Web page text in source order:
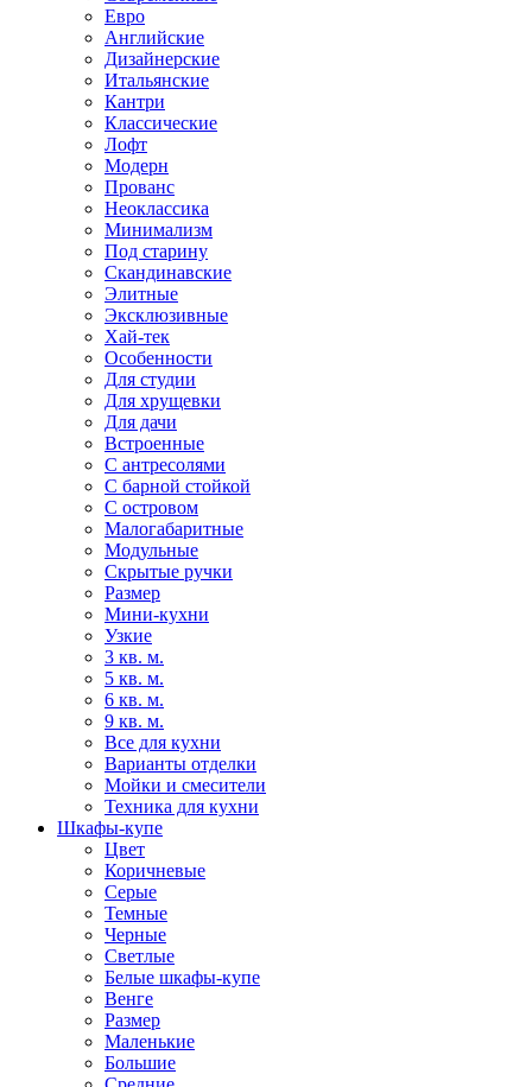
Евро
Английские
Дизайнерские
Итальянские
Кантри
Классические
Лофт
Модерн
Прованс
Неоклассика
Минимализм
Под старину
Скандинавские
Элитные
Эксклюзивные
Хай-тек
Особенности
Для студии
Для хрущевки
Для дачи
Встроенные
С антресолями
С барной стойкой
С островом
Малогабаритные
Модульные
Скрытые ручки
Размер
Мини-кухни
Узкие
3 кв. м.
5 кв. м.
6 кв. м.
9 кв. м.
Все для кухни
Варианты отделки
Мойки и смесители
Техника для кухни
Шкафы-купе
Цвет
Коричневые
Серые
Темные
Черные
Светлые
Белые шкафы-купе
Венге
Размер
Маленькие
Большие